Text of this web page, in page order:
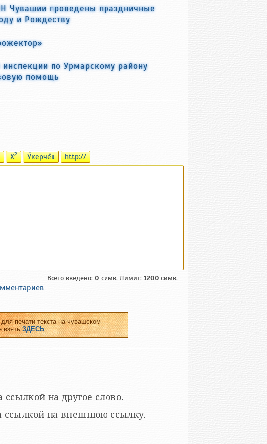
Чувашии проведены праздничные
и Рождеству
инспекции по Урмарскому району
помощь
X2 Ӳкерчĕк http://
Всего введено: 0 симв. Лимит: 1200 симв.
печати текста на чувашском
взятьЗДЕСЬ.
ссылкой на другое слово.
ссылкой на внешнюю ссылку.